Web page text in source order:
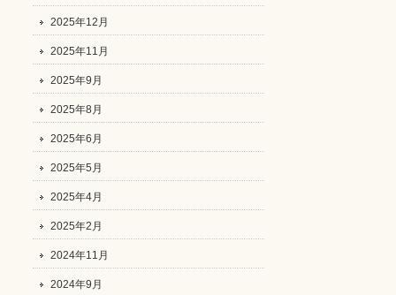
2025年12月
2025年11月
2025年9月
2025年8月
2025年6月
2025年5月
2025年4月
2025年2月
2024年11月
2024年9月